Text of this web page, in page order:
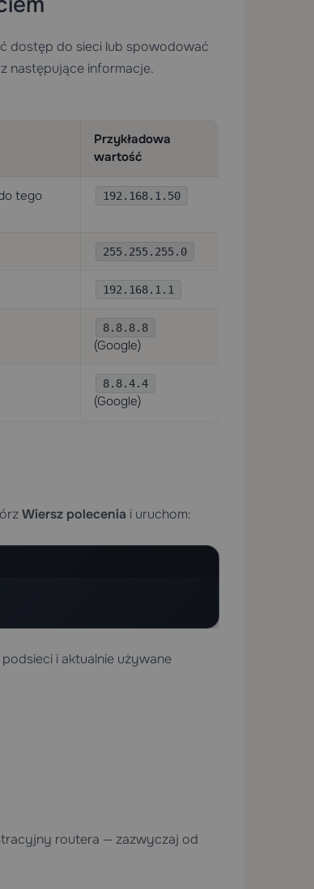
dostęp do sieci lub spowodować
następujące informacje.
Przykładowa
wartość
tego
192.168.1.50
255.255.255.0
192.168.1.1
8.8.8.8
(Google)
8.8.4.4
(Google)
Wiersz polecenia i uruchom:
i aktualnie używane
routera — zazwyczaj od